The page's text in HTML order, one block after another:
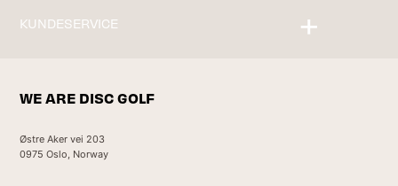
KUNDESERVICE
WE ARE DISC GOLF
Østre Aker vei 203
0975 Oslo, Norway